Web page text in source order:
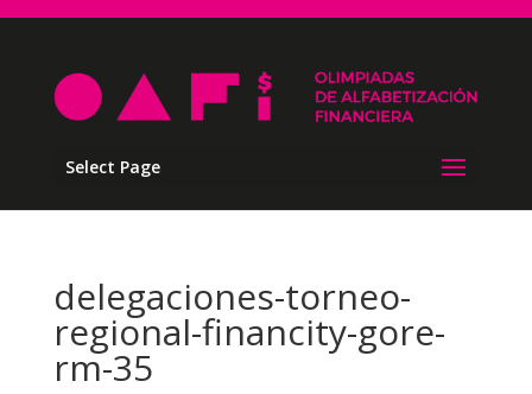
Select Page
delegaciones-torneo-
regional-financity-gore-
rm-35